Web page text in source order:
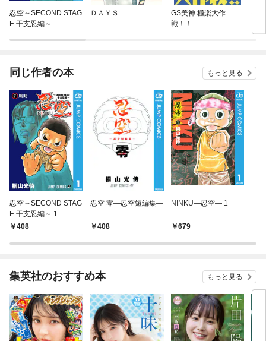
忍空～SECOND STAG
E 干支忍編～
ＤＡＹＳ
GS美神 極楽大作
戦！！
同じ作者の本 もっと見る
忍空～SECOND STAG
E 干支忍編～ 1
408
忍空 零―忍空短編集―
408
NINKU―忍空― 1
679
集英社のおすすめ本 もっと見る